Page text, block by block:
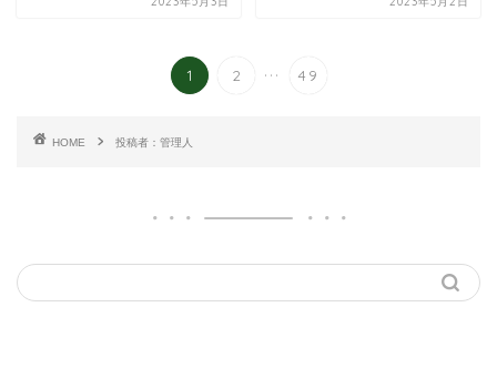
1 2 ... 49
HOME 投稿者：管理人